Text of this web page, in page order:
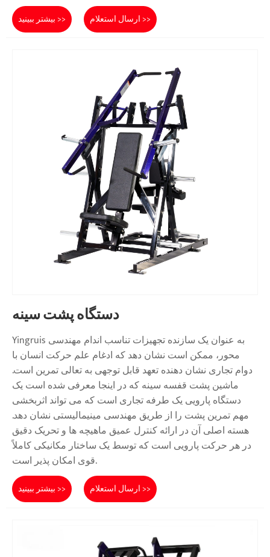
بیشتر ببینید >> ارسال استعلام >>
دستگاه پشت سینه
Yingruis به عنوان یک سازنده تجهیزات تناسب اندام مهندسی
محور، ممکن است نشان دهد که ادغام علم حرکت انسان با
دوام تجاری نشان دهنده تعهد قابل توجهی به تعالی تمرین است.
ماشین پشت قفسه سینه که در اینجا معرفی شده است یک
دستگاه پارویی یک طرفه تجاری است که می تواند اثربخشی
مهم تمرین پشت را از طریق مهندسی مینیمالیستی نشان دهد.
هسته اصلی آن در ارائه کنترل عمیق ماهیچه ها و تحریک دقیق
در هر حرکت پارویی است که توسط یک ساختار مکانیکی کاملاً
قوی امکان پذیر است.
بیشتر ببینید >> ارسال استعلام >>